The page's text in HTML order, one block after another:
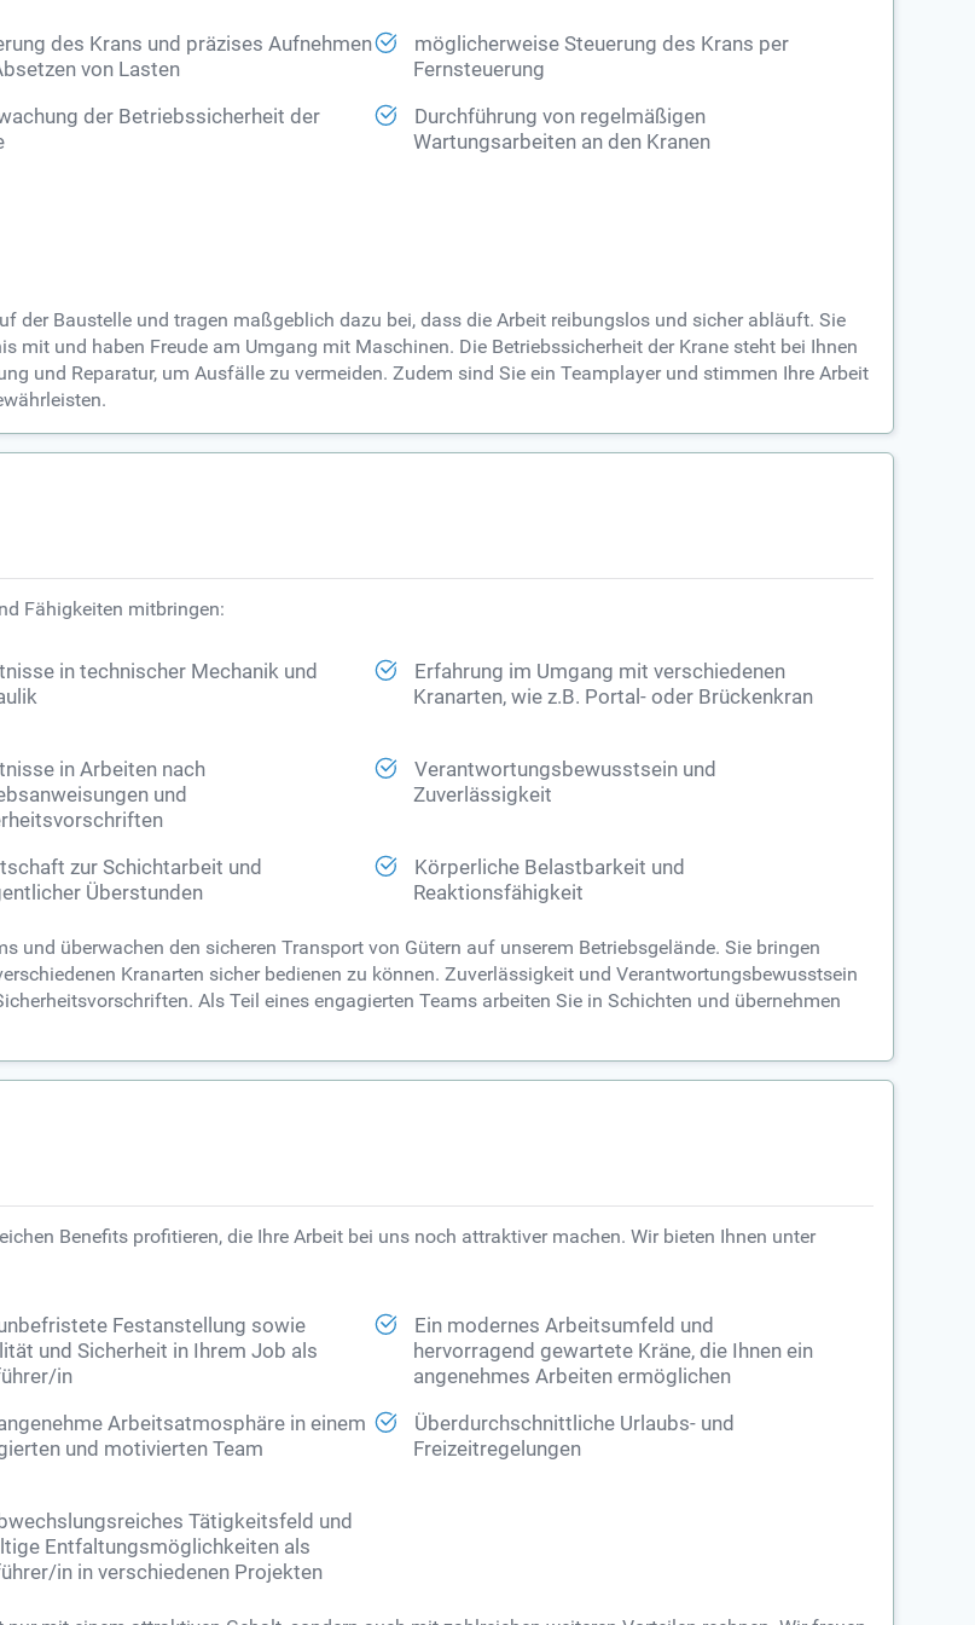
des Krans und präzises Aufnehmen
von Lasten
möglicherweise Steuerung des Krans per
Fernsteuerung
der Betriebssicherheit der
Durchführung von regelmäßigen
Wartungsarbeiten an den Kranen
der Baustelle und tragen maßgeblich dazu bei, dass die Arbeit reibungslos und sicher abläuft. Sie
mit und haben Freude am Umgang mit Maschinen. Die Betriebssicherheit der Krane steht bei Ihnen
und Reparatur, um Ausfälle zu vermeiden. Zudem sind Sie ein Teamplayer und stimmen Ihre Arbeit
Fähigkeiten mitbringen:
in technischer Mechanik und
Erfahrung im Umgang mit verschiedenen
Kranarten, wie z.B. Portal- oder Brückenkran
in Arbeiten nach
und
Verantwortungsbewusstsein und
Zuverlässigkeit
zur Schichtarbeit und
Überstunden
Körperliche Belastbarkeit und
Reaktionsfähigkeit
und überwachen den sicheren Transport von Gütern auf unserem Betriebsgelände. Sie bringen
Kranarten sicher bedienen zu können. Zuverlässigkeit und Verantwortungsbewusstsein
Als Teil eines engagierten Teams arbeiten Sie in Schichten und übernehmen
Benefits profitieren, die Ihre Arbeit bei uns noch attraktiver machen. Wir bieten Ihnen unter
Festanstellung sowie
und Sicherheit in Ihrem Job als
in
Ein modernes Arbeitsumfeld und
hervorragend gewartete Kräne, die Ihnen ein
angenehmes Arbeiten ermöglichen
Arbeitsatmosphäre in einem
und motivierten Team
Überdurchschnittliche Urlaubs- und
Freizeitregelungen
Tätigkeitsfeld und
Entfaltungsmöglichkeiten als
in in verschiedenen Projekten